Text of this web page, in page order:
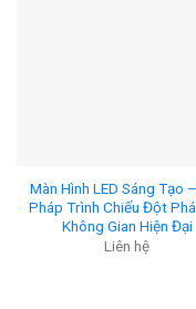
Màn Hình LED Sáng Tạo
Pháp Trình Chiếu Đột
Không Gian Hiện Đại
Liên hệ